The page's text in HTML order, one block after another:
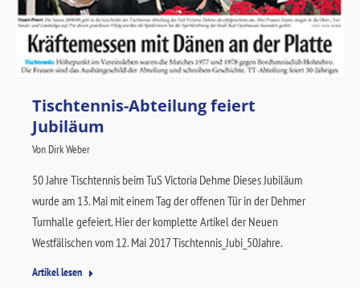
Tischtennis-Abteilung feiert
Jubiläum
Von Dirk Weber
50 Jahre Tischtennis beim TuS Victoria Dehme Dieses Jubiläum
wurde am 13. Mai mit einem Tag der offenen Tür in der Dehmer
Turnhalle gefeiert. Hier der komplette Artikel der Neuen
Westfälischen vom 12. Mai 2017 Tischtennis_Jubi_50Jahre.
Artikel lesen